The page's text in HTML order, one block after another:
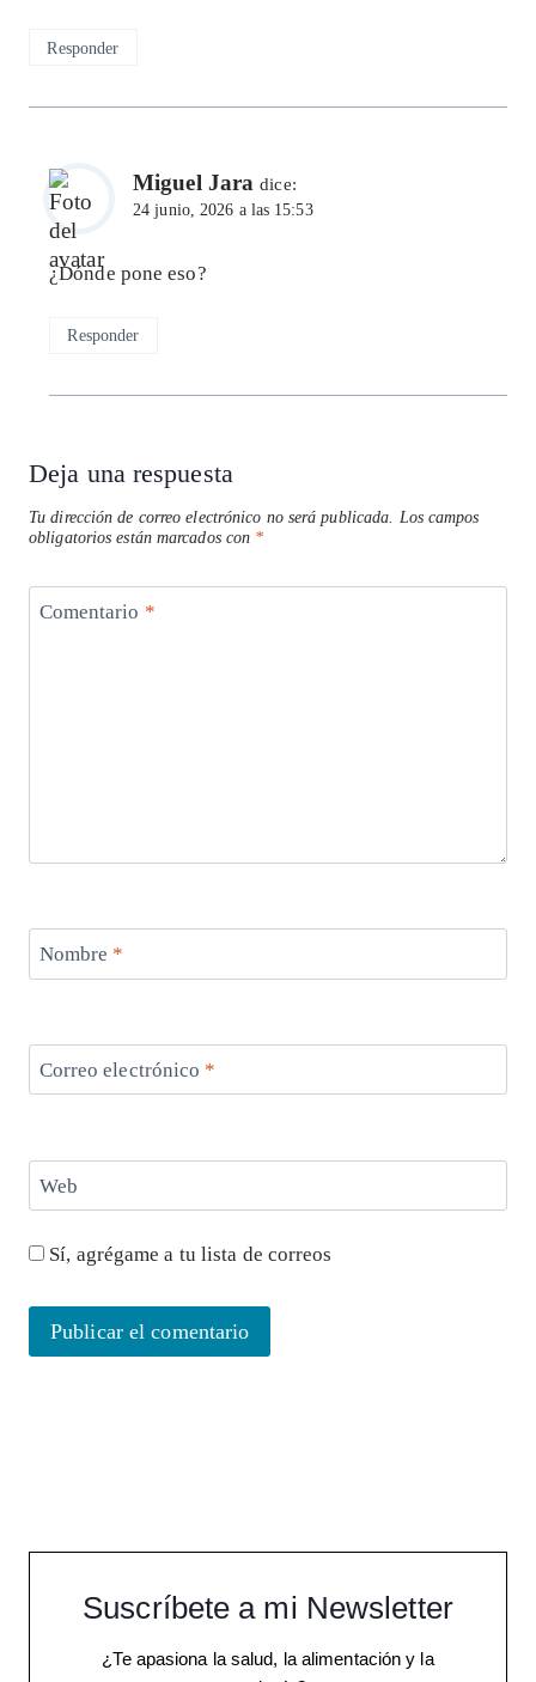
Responder
Miguel Jara dice:
24 junio, 2026 a las 15:53
¿Dónde pone eso?
Responder
Deja una respuesta
Tu dirección de correo electrónico no será publicada.
Los campos
obligatorios están marcados con *
Comentario *
Nombre *
Correo electrónico *
Web
Sí, agrégame a tu lista de correos
Suscríbete a mi Newsletter
¿Te apasiona la salud, la alimentación y la